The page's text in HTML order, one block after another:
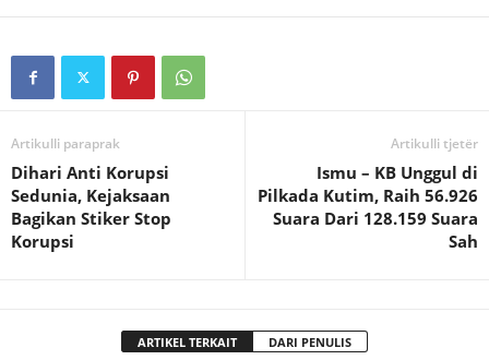
Artikulli paraprak
Dihari Anti Korupsi
Sedunia, Kejaksaan
Bagikan Stiker Stop
Korupsi
Artikulli tjetër
Ismu – KB Unggul di
Pilkada Kutim, Raih 56.926
Suara Dari 128.159 Suara
Sah
ARTIKEL TERKAIT DARI PENULIS